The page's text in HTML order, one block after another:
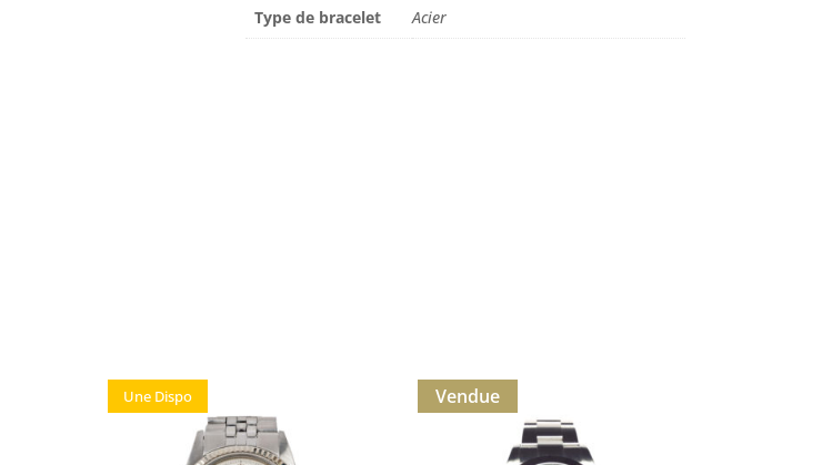
Type de bracelet
Acier
Une Dispo Vendue